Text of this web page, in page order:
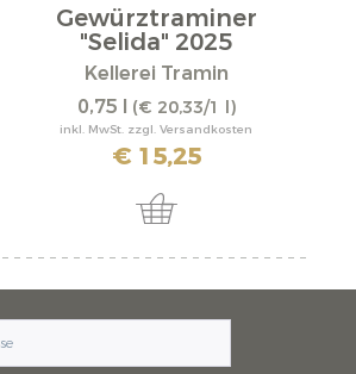
Gewürztraminer
"Selida" 2025
Kellerei Tramin
0,75 l (€ 20,33/1 l)
inkl. MwSt. zzgl. Versandkosten
€ 15,25